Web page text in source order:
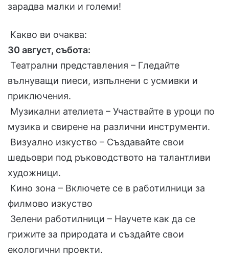
зарадва малки и големи!
Какво ви очаква:
30 август, събота:
Театрални представления – Гледайте
вълнуващи пиеси, изпълнени с усмивки и
приключения.
Музикални ателиета – Участвайте в уроци по
музика и свирене на различни инструменти.
Визуално изкуство – Създавайте свои
шедьоври под ръководството на талантливи
художници.
Кино зона – Включете се в работилници за
филмово изкуство
Зелени работилници – Научете как да се
грижите за природата и създайте свои
екологични проекти.